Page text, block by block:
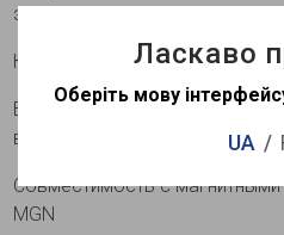
элементом освещения.
Ключевые преимущества и
Встроенный монтаж в
видимых креплений
Совместимость с
MGN
Ласкаво
Оберіть мову
UA